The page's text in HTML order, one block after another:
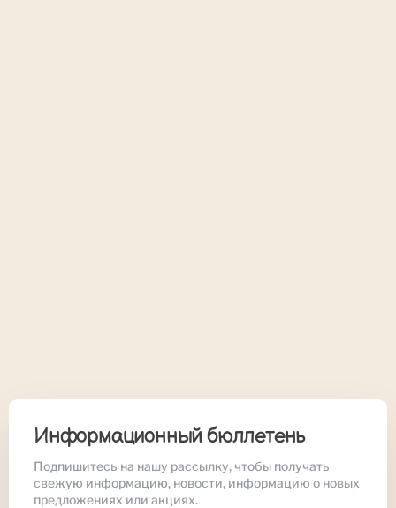
Информационный бюллетень
Подпишитесь на нашу рассылку, чтобы получать
свежую информацию, новости, информацию о новых
предложениях или акциях.